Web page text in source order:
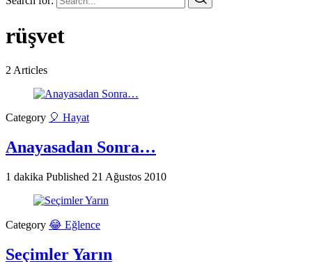
rüşvet
2 Articles
Category 🎈 Hayat
Anayasadan Sonra…
1 dakika Published 21 Ağustos 2010
Category 😂 Eğlence
Seçimler Yarın